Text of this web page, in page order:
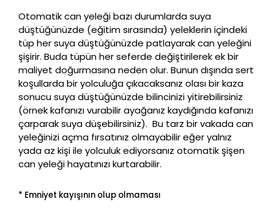
Otomatik can yeleği bazı durumlarda suya
düştüğünüzde (eğitim sırasında) yeleklerin içindeki
tüp her suya düştüğünüzde patlayarak can yeleğini
şişirir. Buda tüpün her seferde değiştirilerek ek bir
maliyet doğurmasına neden olur. Bunun dışında sert
koşullarda bir yolculuğa çıkacaksanız olası bir kaza
sonucu suya düştüğünüzde bilincinizi yitirebilirsiniz
(örnek kafanızı vurabilir ayağanız kaydığında kafanızı
çarparak suya düşebilirsiniz). Bu tarz bir vakada can
yeleğinizi açma fırsatınız olmayabilir eğer yalnız
yada az kişi ile yolculuk ediyorsanız otomatik şişen
can yeleği hayatınızı kurtarabilir.
* Emniyet kayışının olup olmaması